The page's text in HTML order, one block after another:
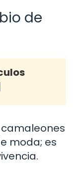
de
moda; es